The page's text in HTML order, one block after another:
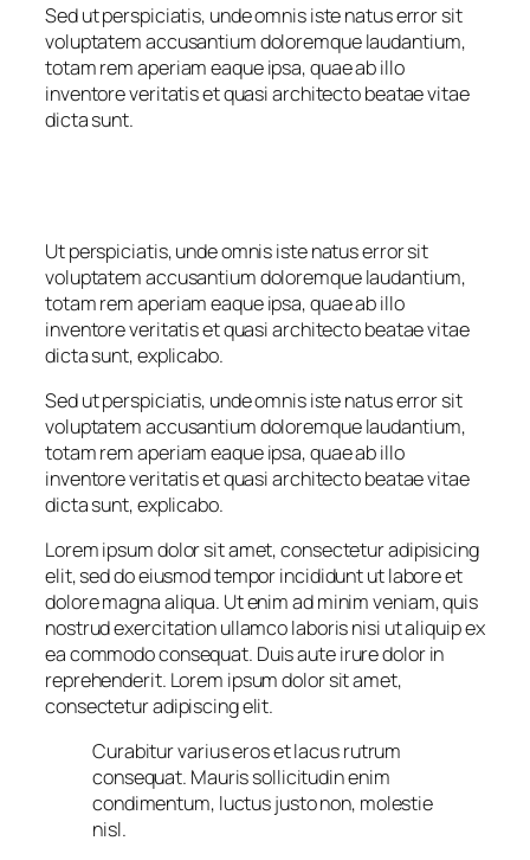
Sed ut perspiciatis, unde omnis iste natus error sit
voluptatem accusantium doloremque laudantium,
totam rem aperiam eaque ipsa, quae ab illo
inventore veritatis et quasi architecto beatae vitae
dicta sunt.
Ut perspiciatis, unde omnis iste natus error sit
voluptatem accusantium doloremque laudantium,
totam rem aperiam eaque ipsa, quae ab illo
inventore veritatis et quasi architecto beatae vitae
dicta sunt, explicabo.
Sed ut perspiciatis, unde omnis iste natus error sit
voluptatem accusantium doloremque laudantium,
totam rem aperiam eaque ipsa, quae ab illo
inventore veritatis et quasi architecto beatae vitae
dicta sunt, explicabo.
Lorem ipsum dolor sit amet, consectetur adipisicing
elit, sed do eiusmod tempor incididunt ut labore et
dolore magna aliqua. Ut enim ad minim veniam, quis
nostrud exercitation ullamco laboris nisi ut aliquip ex
ea commodo consequat. Duis aute irure dolor in
reprehenderit. Lorem ipsum dolor sit amet,
consectetur adipiscing elit.
Curabitur varius eros et lacus rutrum
consequat. Mauris sollicitudin enim
condimentum, luctus justo non, molestie
nisl.